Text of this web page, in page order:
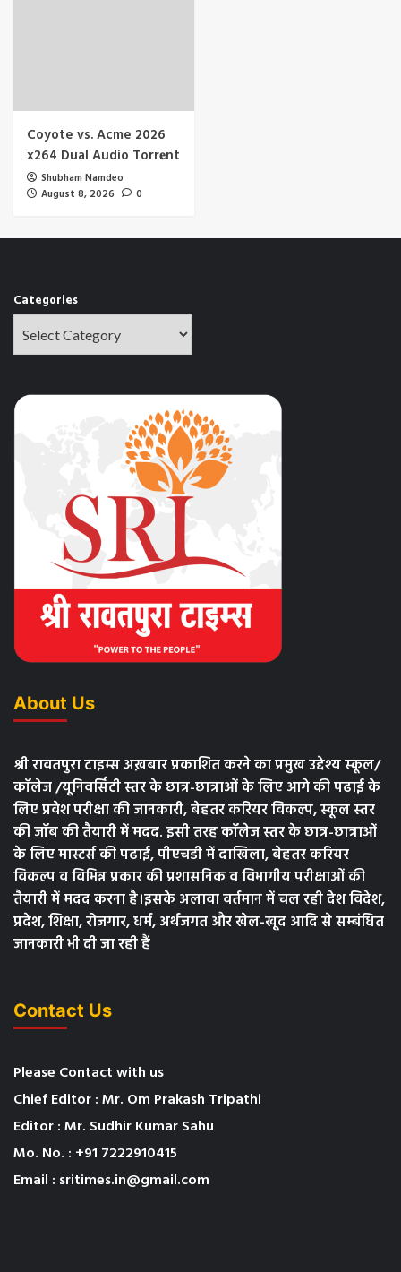
Coyote vs. Acme 2026
x264 Dual Audio Torr𝐞nt
Shubham Namdeo
August 8, 2026
0
Categories
About Us
श्री रावतपुरा टाइम्स अख़बार प्रकाशित करने का प्रमुख उद्देश्य स्कूल/
कॉलेज /यूनिवर्सिटी स्तर के छात्र-छात्राओं के लिए आगे की पढाई के
लिए प्रवेश परीक्षा की जानकारी, बेहतर करियर विकल्प, स्कूल स्तर
की जॉब की तैयारी में मदद. इसी तरह कॉलेज स्तर के छात्र-छात्राओं
के लिए मास्टर्स की पढाई, पीएचडी में दाखिला, बेहतर करियर
विकल्प व विभिन्न प्रकार की प्रशासनिक व विभागीय परीक्षाओं की
तैयारी में मदद करना है।इसके अलावा वर्तमान में चल रही देश विदेश,
प्रदेश, शिक्षा, रोजगार, धर्म, अर्थजगत और खेल-खूद आदि से सम्बंधित
जानकारी भी दी जा रही हैं
Contact Us
Please Contact with us
Chief Editor : Mr. Om Prakash Tripathi
Editor : Mr. Sudhir Kumar Sahu
Mo. No. : +91 7222910415
Email : sritimes.in@gmail.com